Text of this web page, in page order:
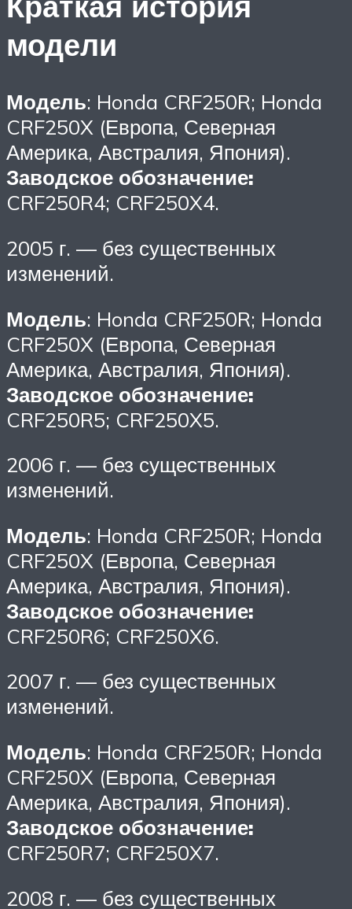
модели
Модель: Honda CRF250R; Honda
CRF250X (Европа, Северная
Америка, Австралия, Япония).
Заводское обозначение:
CRF250R4; CRF250X4.
2005 г. — без существенных
изменений.
Модель: Honda CRF250R; Honda
CRF250X (Европа, Северная
Америка, Австралия, Япония).
Заводское обозначение:
CRF250R5; CRF250X5.
2006 г. — без существенных
изменений.
Модель: Honda CRF250R; Honda
CRF250X (Европа, Северная
Америка, Австралия, Япония).
Заводское обозначение:
CRF250R6; CRF250X6.
2007 г. — без существенных
изменений.
Модель: Honda CRF250R; Honda
CRF250X (Европа, Северная
Америка, Австралия, Япония).
Заводское обозначение:
CRF250R7; CRF250X7.
2008 г. — без существенных